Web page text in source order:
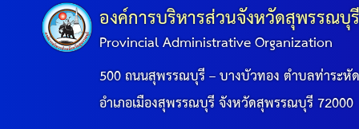
องค์การบริหารส่วนจังหวัดสุพรรณบุ
Provincial Administrative Organization
500 ถนนสุพรรณบุรี – บางบัวทอง ตำบลท่าระหั
อำเภอเมืองสุพรรณบุรี จังหวัดสุพรรณบุรี 72000